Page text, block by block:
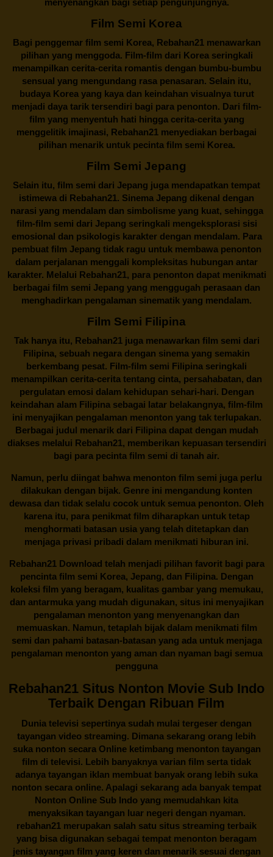
Film Semi Korea
Bagi penggemar film semi Korea, Rebahan21menawarkan
pilihan yang menggoda. Film-film dari Korea seringkali
menampilkan cerita-cerita romantis dengan bumbu-bumbu
sensual yang mengundang rasa penasaran. Selain itu,
budaya Korea yang kaya dan keindahan visualnya turut
menjadi daya tarik tersendiri bagi para penonton. Dari film-
film yang menyentuh hati hingga cerita-cerita yang
menggelitik imajinasi, Rebahan21 menyediakan berbagai
pilihan menarik untuk pecinta film semi Korea.
Film Semi Jepang
Selain itu, film semi dari Jepang juga mendapatkan tempat
istimewa di Rebahan21. Sinema Jepang dikenal dengan
narasi yang mendalam dan simbolisme yang kuat, sehingga
film-film semi dari Jepang seringkali mengeksplorasi sisi
emosional dan psikologis karakter dengan mendalam. Para
pembuat film Jepang tidak ragu untuk membawa penonton
dalam perjalanan menggali kompleksitas hubungan antar
karakter. Melalui Rebahan21, para penonton dapat menikmati
berbagai film semi Jepang yang menggugah perasaan dan
menghadirkan pengalaman sinematik yang mendalam.
Film Semi Filipina
Tak hanya itu, Rebahan21juga menawarkan film semi dari
Filipina, sebuah negara dengan sinema yang semakin
berkembang pesat. Film-film semi Filipina seringkali
menampilkan cerita-cerita tentang cinta, persahabatan, dan
pergulatan emosi dalam kehidupan sehari-hari. Dengan
keindahan alam Filipina sebagai latar belakangnya, film-film
ini menyajikan pengalaman menonton yang tak terlupakan.
Berbagai judul menarik dari Filipina dapat dengan mudah
diakses melalui Rebahan21, memberikan kepuasan tersendiri
bagi para pecinta film semi di tanah air.
Namun, perlu diingat bahwa menonton film semi juga perlu
dilakukan dengan bijak. Genre ini mengandung konten
dewasa dan tidak selalu cocok untuk semua penonton. Oleh
karena itu, para penikmat film diharapkan untuk tetap
menghormati batasan usia yang telah ditetapkan dan
menjaga privasi pribadi dalam menikmati hiburan ini.
Rebahan21Download telah menjadi pilihan favorit bagi para
pencinta film semi Korea, Jepang, dan Filipina. Dengan
koleksi film yang beragam, kualitas gambar yang memukau,
dan antarmuka yang mudah digunakan, situs ini menyajikan
pengalaman menonton yang menyenangkan dan
memuaskan. Namun, tetaplah bijak dalam menikmati film
semi dan pahami batasan-batasan yang ada untuk menjaga
pengalaman menonton yang aman dan nyaman bagi semua
pengguna
Rebahan21 Situs Nonton Movie Sub Indo
Terbaik Dengan Ribuan Film
Dunia televisi sepertinya sudah mulai tergeser dengan
tayangan video streaming. Dimana sekarang orang lebih
suka nonton secara Online ketimbang menonton tayangan
film di televisi. Lebih banyaknya varian film serta tidak
adanya tayangan iklan membuat banyak orang lebih suka
nonton secara online. Apalagi sekarang ada banyak tempat
Nonton Online Sub Indo yang memudahkan kita
menyaksikan tayangan luar negeri dengan nyaman.
rebahan21 merupakan salah satu situs streaming terbaik
yang bisa digunakan sebagai tempat menonton beragam
jenis tayangan film yang keren dan menarik sesuai dengan